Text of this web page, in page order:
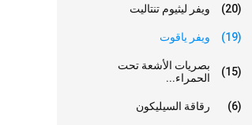
ويفر ليثيوم تنتاليت (20)
ويفر ياقوت (19)
بصريات الأشعة تحت
الحمراء...
(15)
رقاقة السيليكون (6)